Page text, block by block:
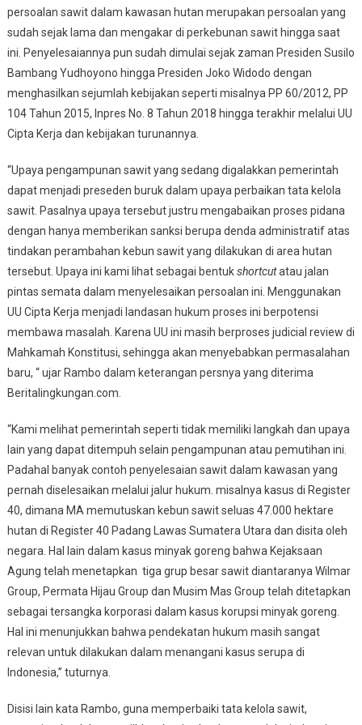
persoalan sawit dalam kawasan hutan merupakan persoalan yang
sudah sejak lama dan mengakar di perkebunan sawit hingga saat
ini. Penyelesaiannya pun sudah dimulai sejak zaman Presiden Susilo
Bambang Yudhoyono hingga Presiden Joko Widodo dengan
menghasilkan sejumlah kebijakan seperti misalnya PP 60/2012, PP
104 Tahun 2015, Inpres No. 8 Tahun 2018 hingga terakhir melalui UU
Cipta Kerja dan kebijakan turunannya.
“Upaya pengampunan sawit yang sedang digalakkan pemerintah
dapat menjadi preseden buruk dalam upaya perbaikan tata kelola
sawit. Pasalnya upaya tersebut justru mengabaikan proses pidana
dengan hanya memberikan sanksi berupa denda administratif atas
tindakan perambahan kebun sawit yang dilakukan di area hutan
tersebut. Upaya ini kami lihat sebagai bentukshortcutatau jalan
pintas semata dalam menyelesaikan persoalan ini. Menggunakan
UU Cipta Kerja menjadi landasan hukum proses ini berpotensi
membawa masalah. Karena UU ini masih berproses judicial review di
Mahkamah Konstitusi, sehingga akan menyebabkan permasalahan
baru, “ ujar Rambo dalam keterangan persnya yang diterima
Beritalingkungan.com.
“Kami melihat pemerintah seperti tidak memiliki langkah dan upaya
lain yang dapat ditempuh selain pengampunan atau pemutihan ini.
Padahal banyak contoh penyelesaian sawit dalam kawasan yang
pernah diselesaikan melalui jalur hukum. misalnya kasus di Register
40, dimana MA memutuskan kebun sawit seluas 47.000 hektare
hutan di Register 40 Padang Lawas Sumatera Utara dan disita oleh
negara. Hal lain dalam kasus minyak goreng bahwa Kejaksaan
Agung telah menetapkan tiga grup besar sawit diantaranya Wilmar
Group, Permata Hijau Group dan Musim Mas Group telah ditetapkan
sebagai tersangka korporasi dalam kasus korupsi minyak goreng.
Hal ini menunjukkan bahwa pendekatan hukum masih sangat
relevan untuk dilakukan dalam menangani kasus serupa di
Indonesia,” tuturnya.
Disisi lain kata Rambo, guna memperbaiki tata kelola sawit,